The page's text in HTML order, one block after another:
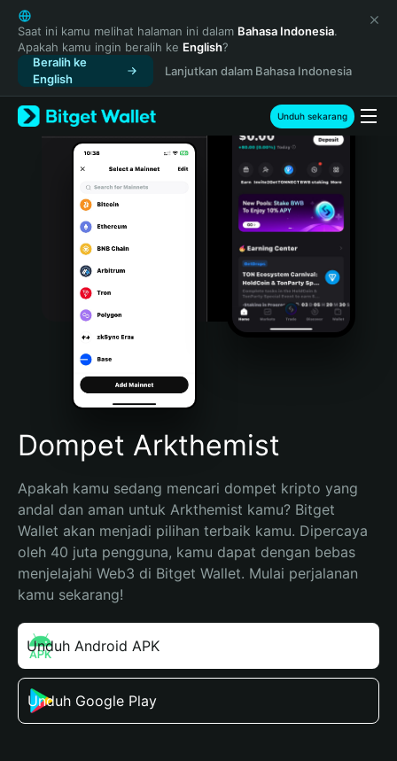
English
日本語
Tiếng Việt
Русский
Español (Latinoamérica)
Türkçe
Italiano
Português (Portugal)
Bahasa Indonesia
Português (Brasil)
Español (Argentina)
Saat ini kamu melihat halaman ini dalam Bahasa Indonesia.
Apakah kamu ingin beralih ke English?
Beralih ke
English
Lanjutkan dalam Bahasa Indonesia
Unduh sekarang
Dompet Arkthemist
Apakah kamu sedang mencari dompet kripto yang
andal dan aman untuk Arkthemist kamu? Bitget
Wallet akan menjadi pilihan terbaik kamu. Dipercaya
oleh 40 juta pengguna, kamu dapat dengan bebas
menjelajahi Web3 di Bitget Wallet. Mulai perjalanan
kamu sekarang!
Unduh Android APK
Unduh Google Play